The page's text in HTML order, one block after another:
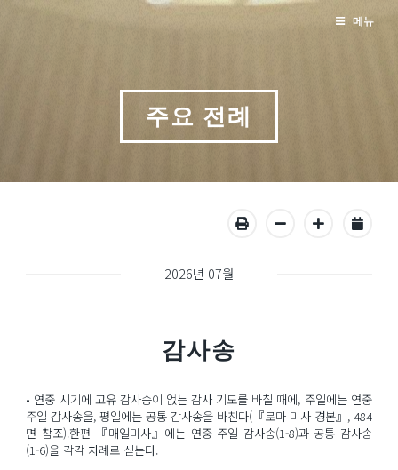
주요 전례
2026년 07월
감사송
• 연중 시기에 고유 감사송이 없는 감사 기도를 바칠 때에, 주일에는 연중
주일 감사송을, 평일에는 공통 감사송을 바친다(『로마 미사 경본』, 484
면 참조).한편 『매일미사』에는 연중 주일 감사송(1-8)과 공통 감사송
(1-6)을 각각 차례로 싣는다.
메뉴